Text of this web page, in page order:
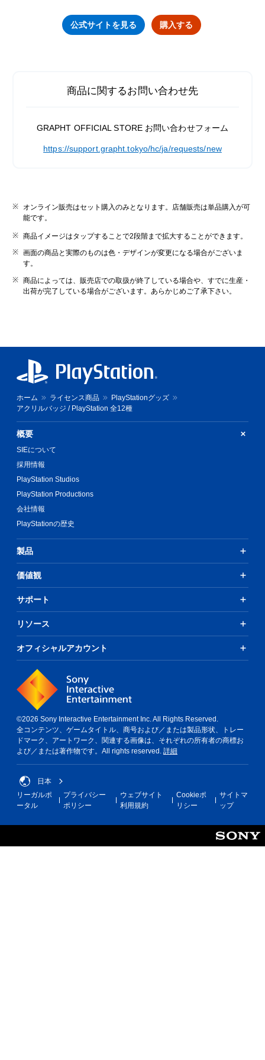
公式サイトを見る 購入する
商品に関するお問い合わせ先
GRAPHT OFFICIAL STORE お問い合わせフォーム
https://support.grapht.tokyo/hc/ja/requests/new
オンライン販売はセット購入のみとなります。店舗販売は単品購入が可
能です。
商品イメージはタップすることで2段階まで拡大することができます。
画面の商品と実際のものは色・デザインが変更になる場合がございま
す。
商品によっては、販売店での取扱が終了している場合や、すでに生産・
出荷が完了している場合がございます。あらかじめご了承下さい。
ホーム ライセンス商品
PlayStationグッズ
アクリルバッジ / PlayStation 全12種
概要
SIEについて
採用情報
PlayStation Studios
PlayStation Productions
会社情報
PlayStationの歴史
製品
価値観
サポート
リソース
オフィシャルアカウント
©2026 Sony Interactive Entertainment Inc. All Rights Reserved.
全コンテンツ、ゲームタイトル、商号および／または製品形状、トレー
ドマーク、アートワーク、関連する画像は、それぞれの所有者の商標お
よび／または著作物です。All rights reserved. 詳細
日本
リーガルポ
ータル
プライバシー
ポリシー
ウェブサイト
利用規約
Cookieポ
リシー
サイトマ
ップ